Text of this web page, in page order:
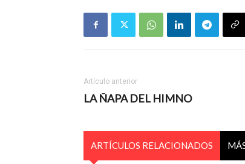
Artículo anterior
LA ÑAPA DEL HIMNO
ARTÍCULOS RELACIONADOS